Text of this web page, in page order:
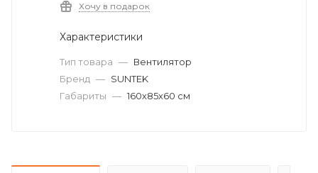
Хочу в подарок
Характеристики
Тип товара — Вентилятор
Бренд — SUNTEK
Габариты — 160х85х60 см